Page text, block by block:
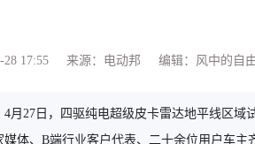
28 17:55 来源：电动邦 编辑：风中的自
4月27日，四驱纯电超级皮卡雷达地平线区
媒体、B端行业客户代表、二十余位用户车主